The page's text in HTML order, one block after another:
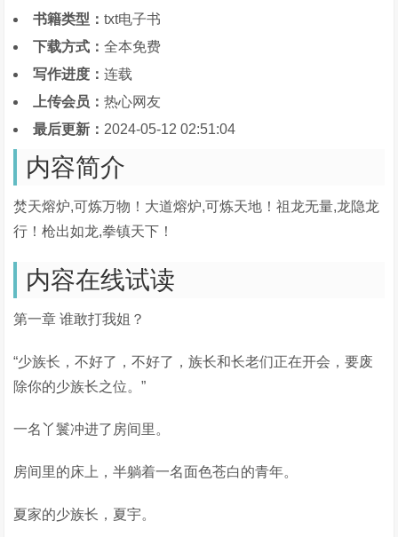
书籍类型：txt电子书
下载方式：全本免费
写作进度：连载
上传会员：热心网友
最后更新： 2024-05-12 02:51:04
内容简介
焚天熔炉,可炼万物！大道熔炉,可炼天地！祖龙无量,龙隐龙
行！枪出如龙,拳镇天下！
内容在线试读
第一章 谁敢打我姐？
“少族长，不好了，不好了，族长和长老们正在开会，要废
除你的少族长之位。”
一名丫鬟冲进了房间里。
房间里的床上，半躺着一名面色苍白的青年。
夏家的少族长，夏宇。